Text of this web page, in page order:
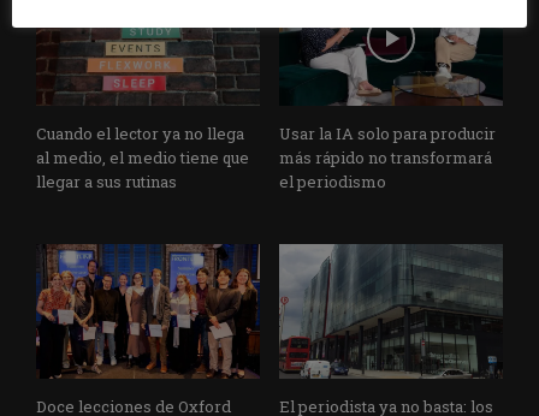
Cuando el lector ya no llega
al medio, el medio tiene que
llegar a sus rutinas
Usar la IA solo para producir
más rápido no transformará
el periodismo
Doce lecciones de Oxford
El periodista ya no basta: los